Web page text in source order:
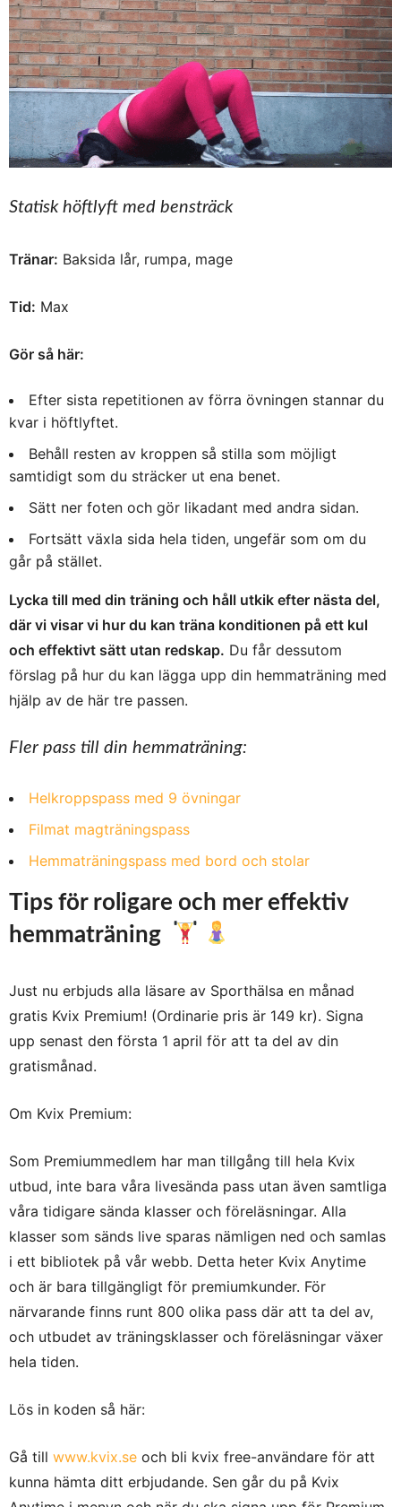
Statisk höftlyft med bensträck
Tränar: Baksida lår, rumpa, mage
Tid: Max
Gör så här:
Efter sista repetitionen av förra övningen stannar du
kvar i höftlyftet.
Behåll resten av kroppen så stilla som möjligt
samtidigt som du sträcker ut ena benet.
Sätt ner foten och gör likadant med andra sidan.
Fortsätt växla sida hela tiden, ungefär som om du
går på stället.
Lycka till med din träning och håll utkik efter nästa del,
där vi visar vi hur du kan träna konditionen på ett kul
och effektivt sätt utan redskap. Du får dessutom
förslag på hur du kan lägga upp din hemmaträning med
hjälp av de här tre passen.
Fler pass till din hemmaträning:
Helkroppspass med 9 övningar
Filmat magträningspass
Hemmaträningspass med bord och stolar
Tips för roligare och mer effektiv
hemmaträning
Just nu erbjuds alla läsare av Sporthälsa en månad
gratis Kvix Premium! (Ordinarie pris är 149 kr). Signa
upp senast den första 1 april för att ta del av din
gratismånad.
Om Kvix Premium:
Som Premiummedlem har man tillgång till hela Kvix
utbud, inte bara våra livesända pass utan även samtliga
våra tidigare sända klasser och föreläsningar. Alla
klasser som sänds live sparas nämligen ned och samlas
i ett bibliotek på vår webb. Detta heter Kvix Anytime
och är bara tillgängligt för premiumkunder. För
närvarande finns runt 800 olika pass där att ta del av,
och utbudet av träningsklasser och föreläsningar växer
hela tiden.
Lös in koden så här:
Gå till www.kvix.se och bli kvix free-användare för att
kunna hämta ditt erbjudande. Sen går du på Kvix